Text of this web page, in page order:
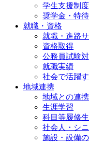
学生支援制度
奨学金・特
就職・資格
就職・進路
資格取得
公務員試験
就職実績
社会で活躍
地域連携
地域との連携
生涯学習
科目等履修生
社会人・シ
施設・設備